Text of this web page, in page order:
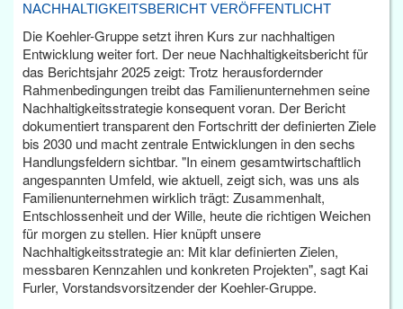
NACHHALTIGKEITSBERICHT VERÖFFENTLICHT
Die Koehler-Gruppe setzt ihren Kurs zur nachhaltigen
Entwicklung weiter fort. Der neue Nachhaltigkeitsbericht für
das Berichtsjahr 2025 zeigt: Trotz herausfordernder
Rahmenbedingungen treibt das Familienunternehmen seine
Nachhaltigkeitsstrategie konsequent voran. Der Bericht
dokumentiert transparent den Fortschritt der definierten Ziele
bis 2030 und macht zentrale Entwicklungen in den sechs
Handlungsfeldern sichtbar. "In einem gesamtwirtschaftlich
angespannten Umfeld, wie aktuell, zeigt sich, was uns als
Familienunternehmen wirklich trägt: Zusammenhalt,
Entschlossenheit und der Wille, heute die richtigen Weichen
für morgen zu stellen. Hier knüpft unsere
Nachhaltigkeitsstrategie an: Mit klar definierten Zielen,
messbaren Kennzahlen und konkreten Projekten", sagt Kai
Furler, Vorstandsvorsitzender der Koehler-Gruppe.